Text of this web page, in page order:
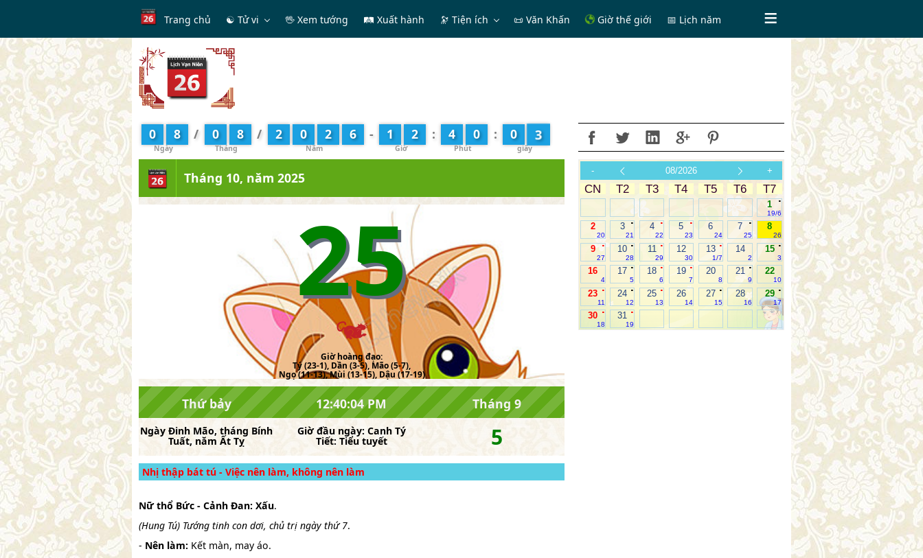
Trang chủ ☯ Tử vi 🖖 Xem tướng 🛤 Xuất hành 🔭 Tiện ích 📜 Văn Khấn Giờ thế giới 📅 Lịch năm
0 8 / 0 8 / 2 0 2 6 - 1 2 : 4 0 : 0 4
Tháng 10, năm 2025
25
Giờ hoàng đạo:
Tý (23-1), Dần (3-5), Mão (5-7),
Ngọ (11-13), Mùi (13-15), Dậu (17-19)
Thứ bảy 12:40:04 PM Tháng 9
NgàyĐinh Mão, tháng Bính
Tuất, nămẤt Tỵ
Giờ đầu ngày: Canh Tý
Tiết: Tiểu tuyết 5
Nhị thập bát tú - Việc nên làm, không nên làm
Nữ thổ Bức - Cảnh Đan: Xấu.
(Hung Tú) Tướng tinh con dơi, chủ trị ngày thứ 7.
- Nên làm: Kết màn, may áo.
- 08/2026 +
CN T2 T3 T4 T5 T6 T7
.
1
19/6
2
20
.
3
21
.
4
22
.
5
23
6
24
.
7
25
8
26
.
9
27
.
10
28
.
11
29
12
30
.
13
1/7
14
2
.
15
3
16
4
.
17
5
.
18
6
.
19
7
20
8
.
21
9
22
10
.
23
11
.
24
12
.
25
13
26
14
.
27
15
28
16
.
29
17
.
30
18
.
31
19